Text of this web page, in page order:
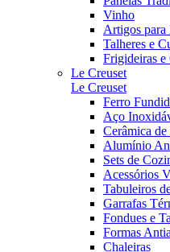
Vinho
Artigos para
Talheres e
Frigideiras e
Le Creuset
Le Creuset
Ferro
Aço
Cerâmica de
Alumínio
Sets de
Acessórios
Tabuleiros
Garrafas
Fondues e
Formas
Chaleiras